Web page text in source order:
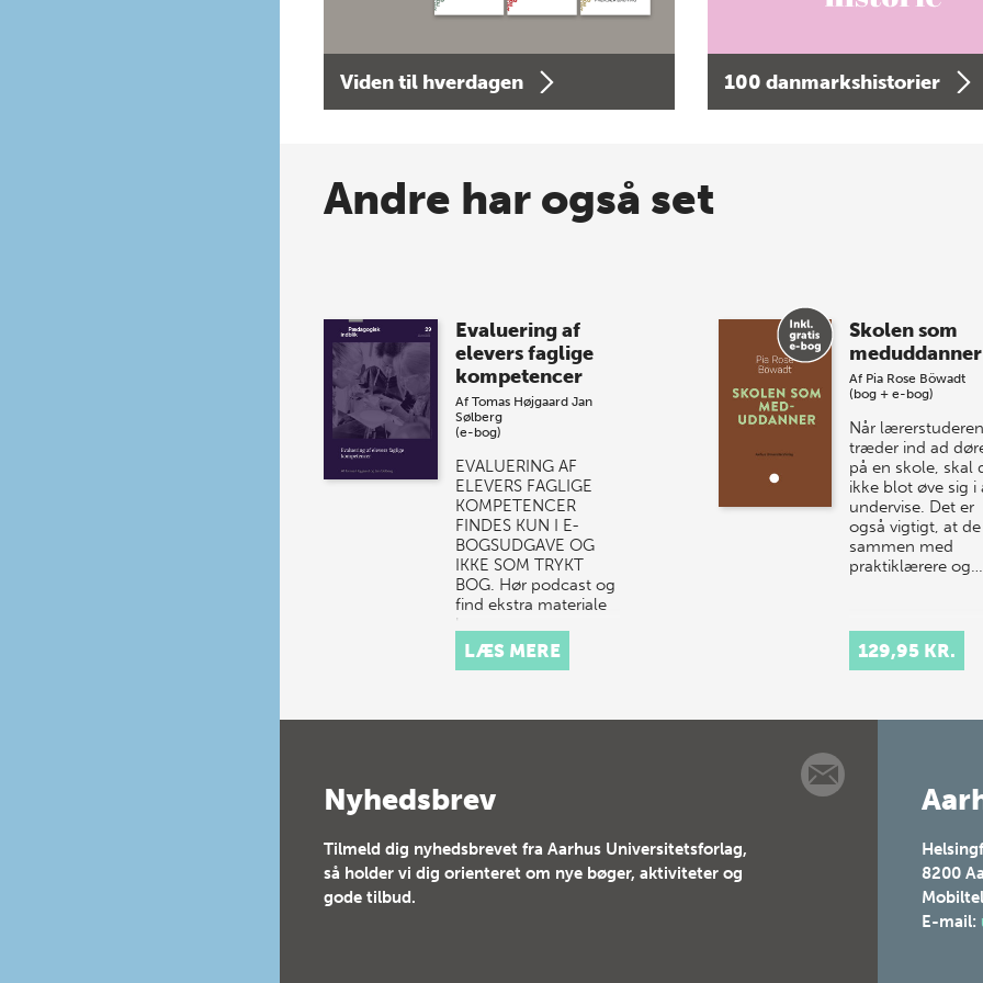
Viden til hverdagen 100 danmarkshistorier
Andre har også set
Evaluering af
elevers faglige
kompetencer
Af Tomas Højgaard Jan
Sølberg
(e-bog)
EVALUERING AF
ELEVERS FAGLIGE
KOMPETENCER
FINDES KUN I E-
BOGSUDGAVE OG
IKKE SOM TRYKT
BOG. Hør podcast og
find ekstra materiale
her.
LÆS MERE
Skolen som
meduddanner
Af Pia Rose Böwadt
(bog + e-bog)
Når
træder ind ad
på en skole, skal
ikke blot øve sig i
undervise. Det er
også vigtigt, at de
sammen med
praktiklærere og…
129,95 KR.
Nyhedsbrev
Tilmeld dig nyhedsbrevet fra Aarhus Universitetsforlag,
så holder vi dig orienteret om nye bøger, aktiviteter og
gode tilbud.
8200
E-mail: